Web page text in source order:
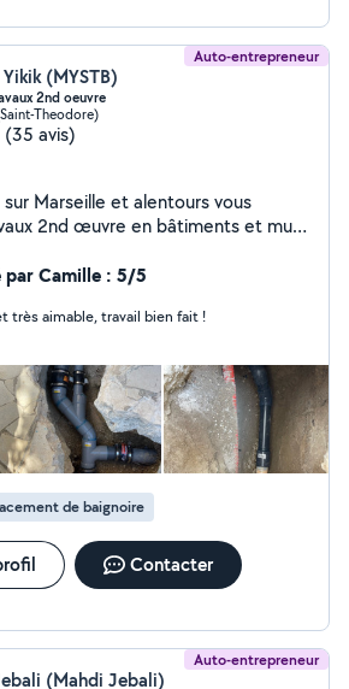
Auto-entrepreneur
(MYSTB)
2nd oeuvre
Theodore)
(35 avis)
Marseille et alentours vous
2nd œuvre en bâtiments et multi
- Cuisine/ SDB /
- Pompe de
par Camille : 5/5
très aimable, travail bien fait !
de baignoire
Contacter
Auto-entrepreneur
(Mahdi Jebali)